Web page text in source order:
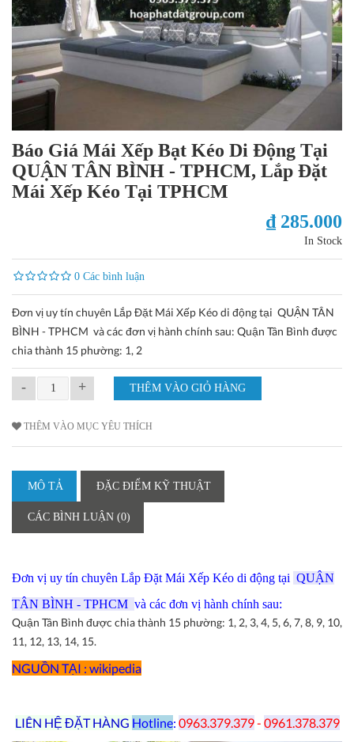
Báo Giá Mái Xếp Bạt Kéo Di Động Tại
QUẬN TÂN BÌNH - TPHCM, Lắp Đặt
Mái Xếp Kéo Tại TPHCM
₫ 285.000
In Stock
0 Các bình luận
Đơn vị uy tín chuyên Lắp Đặt Mái Xếp Kéo di động tại QUẬN TÂN
BÌNH - TPHCM và các đơn vị hành chính sau: Quận Tân Bình được
chia thành 15 phường: 1, 2
- +
THÊM VÀO MỤC YÊU THÍCH
MÔ TẢ ĐẶC ĐIỂM KỸ THUẬT
CÁC BÌNH LUẬN (0)
Đơn vị uy tín chuyên Lắp Đặt Mái Xếp Kéo di động tại QUẬN
TÂN BÌNH - TPHCM và các đơn vị hành chính sau:
Quận Tân Bình được chia thành 15 phường: 1, 2, 3, 4, 5, 6, 7, 8, 9, 10,
11, 12, 13, 14, 15.
NGUỒN TẠI : wikipedia
LIÊN HỆ ĐẶT HÀNG Hotline: 0963.379.379- 0961.378.379